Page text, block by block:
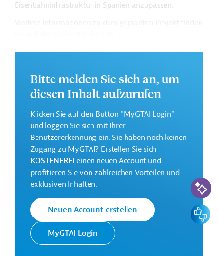
Eisenbahninfrastruktur in Spanien anzupassen.
Gesamtkosten:
Geberbeitrag:
100 Millionen Euro (voraussichtlich; Darlehen)
Kontaktadressen
Europäische
Investitionsbank
(EIB)
Die EIB vertritt die
wirtschaftlichen Interessen der EU
durch Kreditvergabe an alle
Mitgliedsländer und unterstützt
die Entwicklungs- und
Kooperationspolitik der EU mit
Investitionen in Drittstaaten.
Bitte melden Sie sich an, um
diesen Inhalt aufzurufen
Klicken Sie auf den Button "MyGTAI Login"
und loggen Sie sich mit Ihrer
Benutzererkennung ein. Sie haben noch keinen
Zugang zu MyGTAI? Erstellen Sie sich
KOSTENFREIeinen neuen Account und
profitieren Sie von zahlreichen Vorteilen und
exklusiven Inhalten.
Neuen Account erstellen
MyGTAI Login
KI-